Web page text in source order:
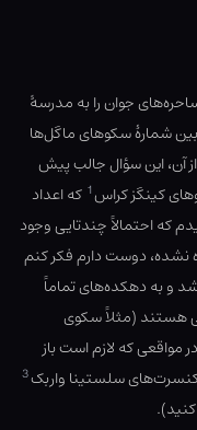
جوان را به مدرسهٔ
شمارهٔ سکوهای ماگل‌ها
آن، این سؤال جالب پیش
کینگز کراس1 که اعداد
که احتمالاً چندتایی وجود
نشده، دوست دارم فکر کنم
و به دهکده‌های تماماً
هستند (مثلاً سکوی
که لازم است باز
کنسرت‌های سلستینا واربک3